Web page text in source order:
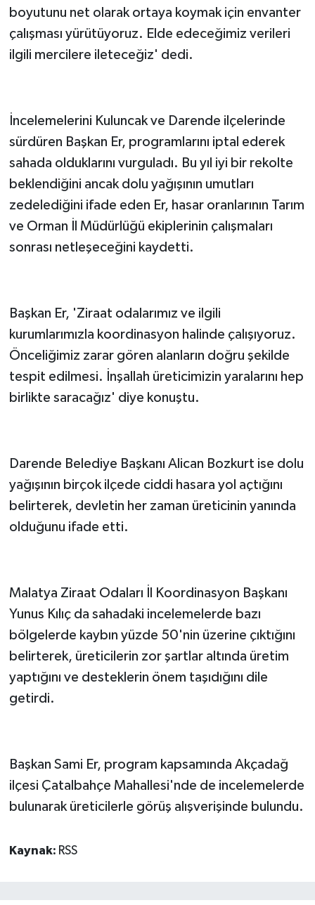
boyutunu net olarak ortaya koymak için envanter
çalışması yürütüyoruz. Elde edeceğimiz verileri
ilgili mercilere ileteceğiz' dedi.
İncelemelerini Kuluncak ve Darende ilçelerinde
sürdüren Başkan Er, programlarını iptal ederek
sahada olduklarını vurguladı. Bu yıl iyi bir rekolte
beklendiğini ancak dolu yağışının umutları
zedelediğini ifade eden Er, hasar oranlarının Tarım
ve Orman İl Müdürlüğü ekiplerinin çalışmaları
sonrası netleşeceğini kaydetti.
Başkan Er, 'Ziraat odalarımız ve ilgili
kurumlarımızla koordinasyon halinde çalışıyoruz.
Önceliğimiz zarar gören alanların doğru şekilde
tespit edilmesi. İnşallah üreticimizin yaralarını hep
birlikte saracağız' diye konuştu.
Darende Belediye Başkanı Alican Bozkurt ise dolu
yağışının birçok ilçede ciddi hasara yol açtığını
belirterek, devletin her zaman üreticinin yanında
olduğunu ifade etti.
Malatya Ziraat Odaları İl Koordinasyon Başkanı
Yunus Kılıç da sahadaki incelemelerde bazı
bölgelerde kaybın yüzde 50'nin üzerine çıktığını
belirterek, üreticilerin zor şartlar altında üretim
yaptığını ve desteklerin önem taşıdığını dile
getirdi.
Başkan Sami Er, program kapsamında Akçadağ
ilçesi Çatalbahçe Mahallesi'nde de incelemelerde
bulunarak üreticilerle görüş alışverişinde bulundu.
Kaynak: RSS